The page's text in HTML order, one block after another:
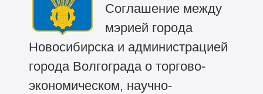
Соглашение между
мэрией города
Новосибирска и администрацией
города Волгограда о торгово-
экономическом, научно-